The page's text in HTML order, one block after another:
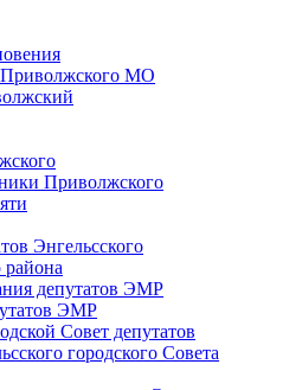
Приволжского МО
Приволжского
Энгельсского
депутатов ЭМР
ЭМР
Совет депутатов
городского Совета